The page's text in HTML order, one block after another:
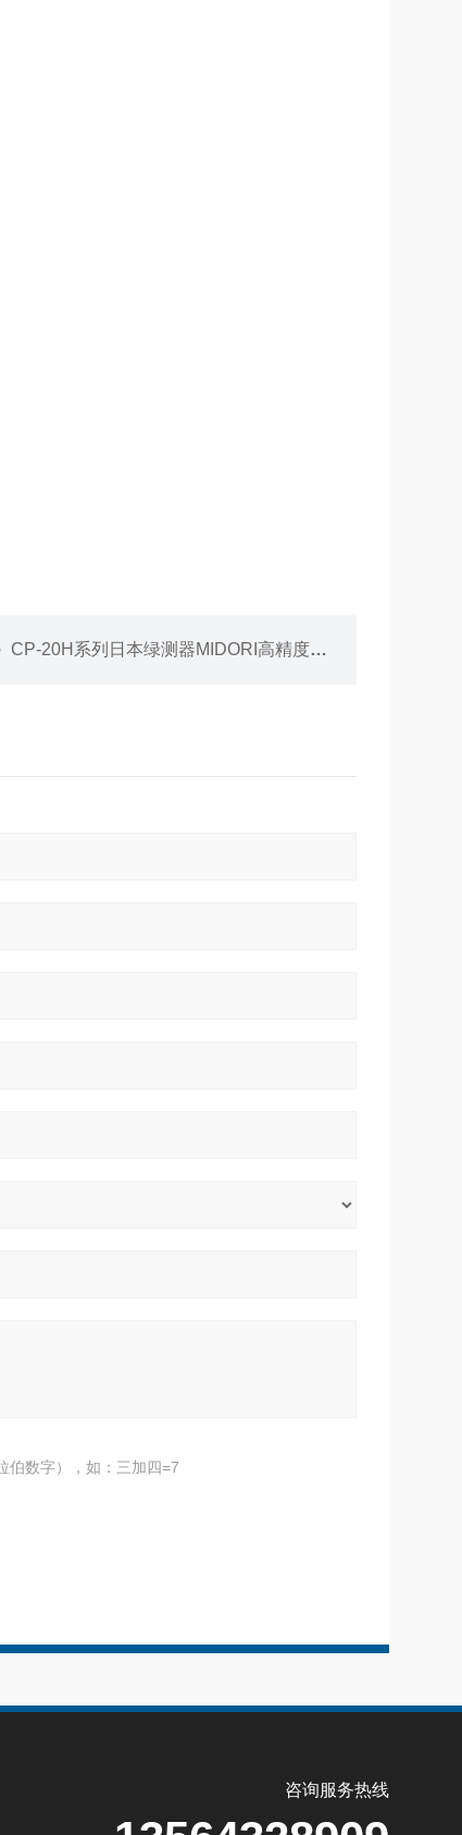
CP-20H系列日本绿测器MIDORI高精度回转角度传感器
伯数字），如：三加四=7
咨询服务热线